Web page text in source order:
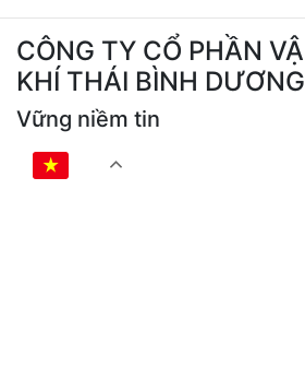
CÔNG TY CỔ PHẦN
KHÍ THÁI BÌNH DƯƠNG
Vững niềm tin